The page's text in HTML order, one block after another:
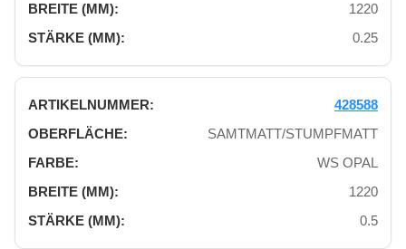
1220
0.25
428588
SAMTMATT/STUMPFMATT
WS OPAL
1220
0.5